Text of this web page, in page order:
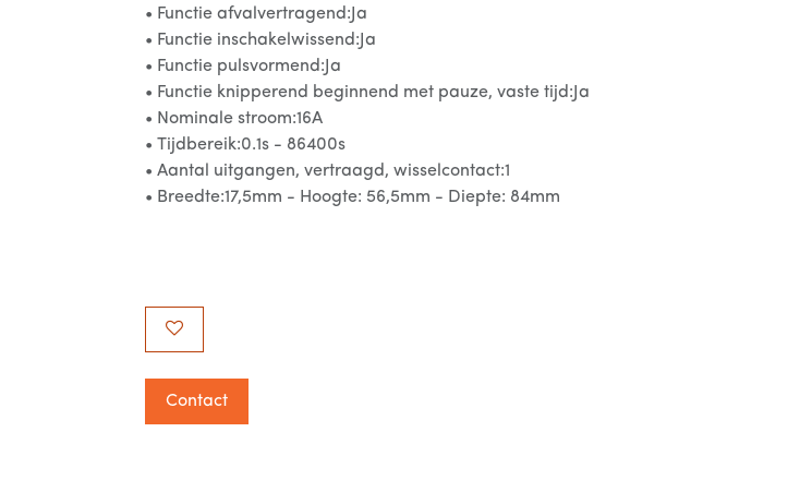
• Functie afvalvertragend:Ja
• Functie inschakelwissend:Ja
• Functie pulsvormend:Ja
• Functie knipperend beginnend met pauze, vaste tijd:Ja
• Nominale stroom:16A
• Tijdbereik:0.1s - 86400s
• Aantal uitgangen, vertraagd, wisselcontact:1
• Breedte:17,5mm - Hoogte: 56,5mm - Diepte: 84mm
Contact